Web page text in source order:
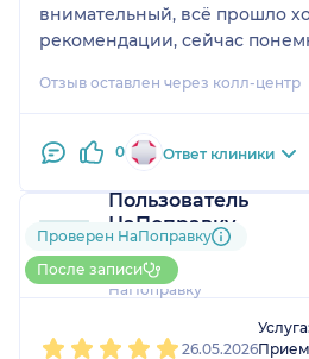
внимательный, всё прошло
рекомендации, сейчас
Отзыв оставлен через колл-центр
0 Ответ клиники
Пользователь
НаПоправку
3 отзываи1 оценка
Больше 30 записей через
НаПоправку
Проверен НаПоправку
После записи
26.05.2026
Услуга:
Прием